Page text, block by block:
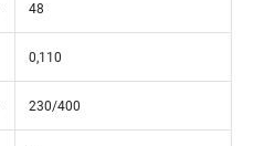
48
0,110
230/400